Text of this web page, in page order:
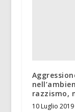
razzismo,
10 Luglio 2019